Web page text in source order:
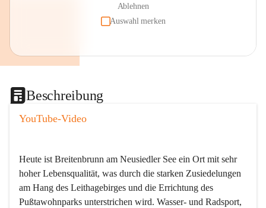
Ablehnen
Auswahl merken
Beschreibung
YouTube-Video
Heute ist Breitenbrunn am Neusiedler See ein Ort mit sehr
hoher Lebensqualität, was durch die starken Zusiedelungen
am Hang des Leithagebirges und die Errichtung des
Pußtawohnparks unterstrichen wird. Wasser- und Radsport,